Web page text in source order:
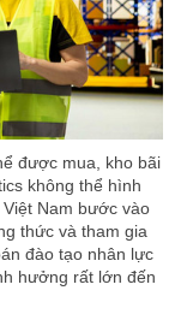
được mua, kho bãi
không thể hình
Nam bước vào
thức và tham gia
đào tạo nhân lực
hưởng rất lớn đến